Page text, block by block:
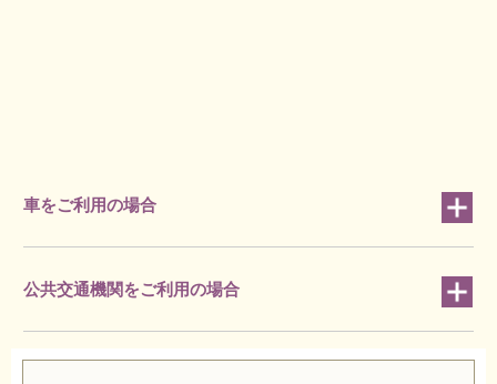
車をご利用の場合
公共交通機関をご利用の場合